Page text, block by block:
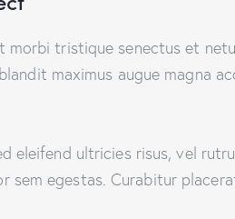
tristique senectus et
maximus augue magna
eleifend ultricies risus, vel
sem egestas. Curabitur